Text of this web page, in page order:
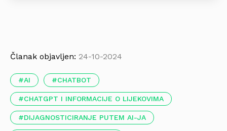
Članak objavljen: 24-10-2024
AI CHATBOT
CHATGPT I INFORMACIJE O LIJEKOVIMA
DIJAGNOSTICIRANJE PUTEM AI-JA